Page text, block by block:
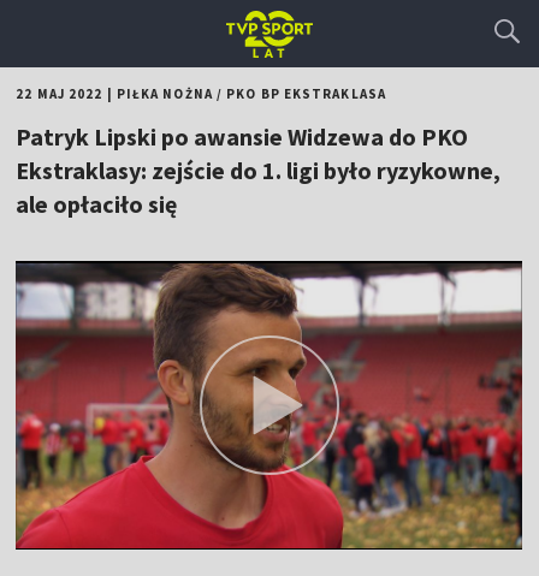
22 MAJ 2022 PIŁKA NOŻNA/ PKO BP EKSTRAKLASA
Patryk Lipski po awansie Widzewa do PKO
Ekstraklasy: zejście do 1. ligi było ryzykowne,
ale opłaciło się